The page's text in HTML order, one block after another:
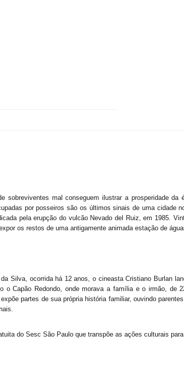
sobreviventes mal conseguem ilustrar a prosperidade
por posseiros são os últimos sinais de uma cidade
pela erupção do vulcão Nevado del Ruiz, em 1985.
os restos de uma antigamente animada estação de
Silva, ocorrida há 12 anos, o cineasta Cristiano Burlan
Capão Redondo, onde morava a família e o irmão, de
partes de sua própria história familiar, ouvindo
do Sesc São Paulo que transpõe as ações culturais